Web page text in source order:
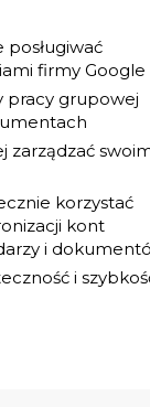
posługiwać
firmy Google
pracy grupowej
zarządzać
korzystać
kont
i
i